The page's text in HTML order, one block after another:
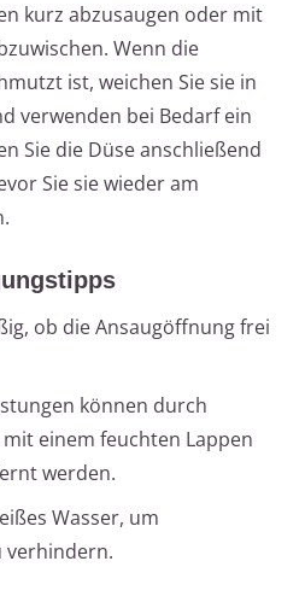
kurz abzusaugen oder mit
Wenn die
ist, weichen Sie sie in
verwenden bei Bedarf ein
Sie die Düse anschließend
Sie sie wieder am
ob die Ansaugöffnung frei
können durch
einem feuchten Lappen
werden.
Wasser, um
verhindern.